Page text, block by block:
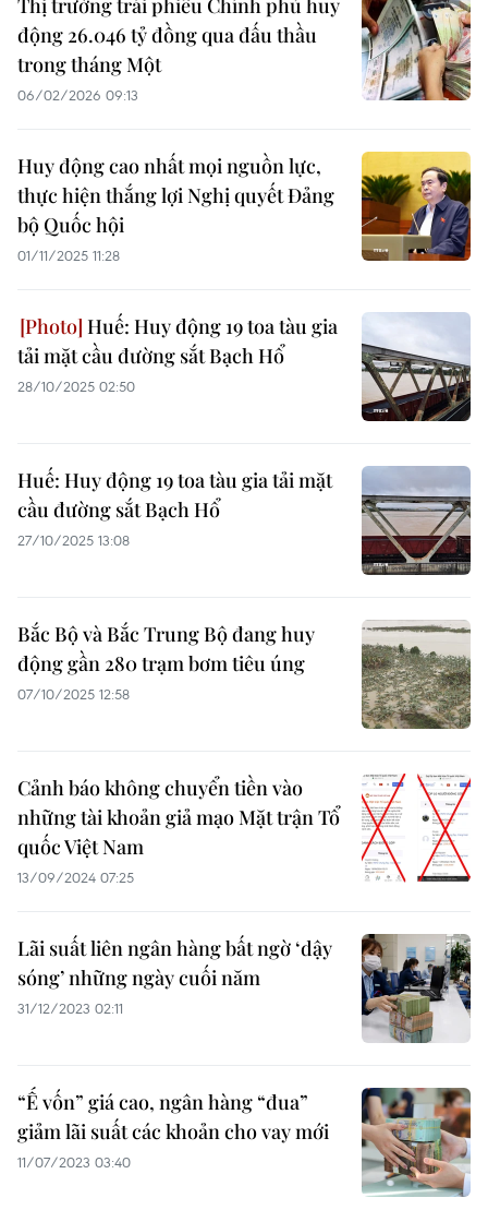
Thị trường trái phiếu Chính phủ huy
động 26.046 tỷ đồng qua đấu thầu
trong tháng Một
06/02/2026 09:13
Huy động cao nhất mọi nguồn lực,
thực hiện thắng lợi Nghị quyết Đảng
bộ Quốc hội
01/11/2025 11:28
Huế: Huy động 19 toa tàu gia
tải mặt cầu đường sắt Bạch Hổ
28/10/2025 02:50
Huế: Huy động 19 toa tàu gia tải mặt
cầu đường sắt Bạch Hổ
27/10/2025 13:08
Bắc Bộ và Bắc Trung Bộ đang huy
động gần 280 trạm bơm tiêu úng
07/10/2025 12:58
Cảnh báo không chuyển tiền vào
những tài khoản giả mạo Mặt trận Tổ
quốc Việt Nam
13/09/2024 07:25
Lãi suất liên ngân hàng bất ngờ ‘dậy
sóng’ những ngày cuối năm
31/12/2023 02:11
“Ế vốn” giá cao, ngân hàng “đua”
giảm lãi suất các khoản cho vay mới
11/07/2023 03:40